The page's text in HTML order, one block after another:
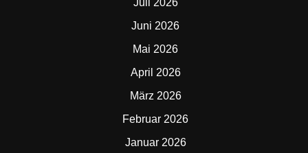
Juli 2026
Juni 2026
Mai 2026
April 2026
März 2026
Februar 2026
Januar 2026